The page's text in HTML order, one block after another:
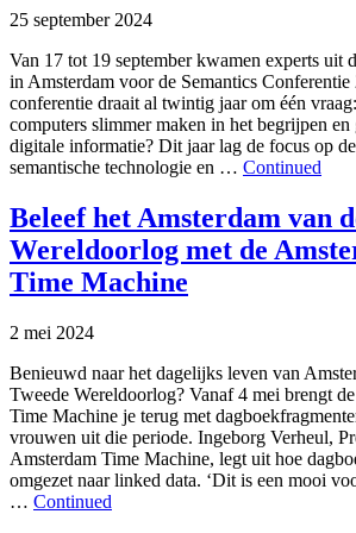
25 september 2024
Van 17 tot 19 september kwamen experts uit
in Amsterdam voor de Semantics Conferentie
conferentie draait al twintig jaar om één
computers slimmer maken in het begrijpen
digitale informatie? Dit jaar lag de focus op
semantische technologie en … Continued
Beleef het Amsterdam van
Wereldoorlog met de
Time Machine
2 mei 2024
Benieuwd naar het dagelijks leven van
Tweede Wereldoorlog? Vanaf 4 mei brengt
Time Machine je terug met
vrouwen uit die periode. Ingeborg Verheul,
Amsterdam Time Machine, legt uit hoe
omgezet naar linked data. ‘Dit is een mooi
… Continued